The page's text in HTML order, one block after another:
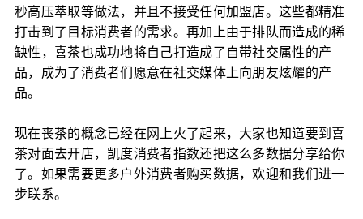
秒高压萃取等做法，并且不接受任何加盟店。这些都精准
打击到了目标消费者的需求。再加上由于排队而造成的稀
缺性，喜茶也成功地将自己打造成了自带社交属性的产
品，成为了消费者们愿意在社交媒体上向朋友炫耀的产
品。
现在丧茶的概念已经在网上火了起来，大家也知道要到喜
茶对面去开店，凯度消费者指数还把这么多数据分享给你
了。如果需要更多户外消费者购买数据，欢迎和我们进一
步联系。